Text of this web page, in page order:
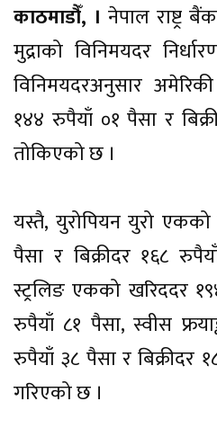
काठमाडौँ, । नेपाल राष्ट्र
मुद्राको विनिमयदर
विनिमयदरअनुसार
१४४ रुपैयाँ ०१ पैसा र
तोकिएको छ ।
यस्तै, युरोपियन युरो
पैसा र बिक्रीदर १६८
स्ट्रलिङ एकको खरिददर
रुपैयाँ ८१ पैसा, स्वीस
रुपैयाँ ३८ पैसा र बिक्रीदर
गरिएको छ ।